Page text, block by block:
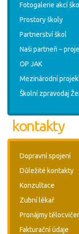
Fotogalerie akcí
Prostory školy
Partnerství škol
Naši partneři –
OP JAK
Mezinárodní
Školní zpravodaj
kontakty
Dopravní spojení
Důležité kontakty
Konzultace
Zubní lékař
Pronájmy
Fakturační údaje